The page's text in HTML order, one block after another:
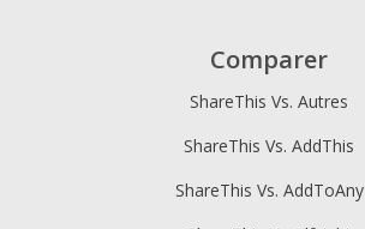
Comparer
ShareThis Vs. Autres
ShareThis Vs. AddThis
ShareThis Vs. AddToAny